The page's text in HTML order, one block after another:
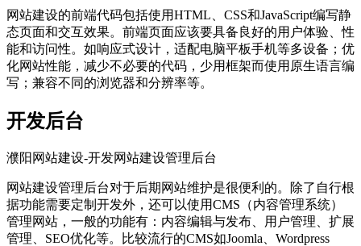
网站建设的前端代码包括使用HTML、CSS和JavaScript编写静
态页面和交互效果。前端页面应该要具备良好的用户体验、性
能和访问性。如响应式设计，适配电脑平板手机等多设备；优
化网站性能，减少不必要的代码，少用框架而使用原生语言编
写；兼容不同的浏览器和分辨率等。
开发后台
濮阳网站建设-开发网站建设管理后台
网站建设管理后台对于后期网站维护是很便利的。除了自行根
据功能需要定制开发外，还可以使用CMS（内容管理系统）
管理网站，一般的功能有：内容编辑与发布、用户管理、扩展
管理、SEO优化等。比较流行的CMS如Joomla、Wordpress